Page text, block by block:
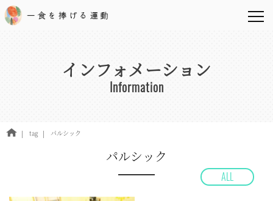
インフォメーション
Information
tag パルシック
ALL
パルシック